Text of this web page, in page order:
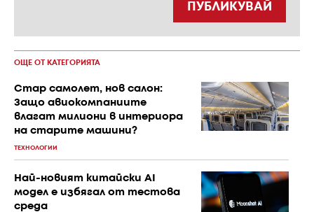
ПУБЛИКУВАЙ
ОЩЕ ОТ КАТЕГОРИЯТА
Стар самолет, нов салон:
Защо авиокомпаниите
влагат милиони в интериора
на старите машини?
ТЕХНОЛОГИИ
Най-новият китайски AI
модел е избягал от тестова
среда